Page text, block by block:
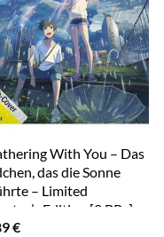
With You – Das
das die Sonne
– Limited
Edition [2 BRs]
€